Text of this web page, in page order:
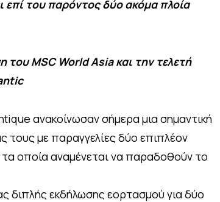
επί του παρόντος δύο ακόμα πλοία
MSC World Asia και την τελετή
ανακοίνωσαν σήμερα μια σημαντική
τους με παραγγελίες δύο επιπλέον
οποία αναμένεται να παραδοθούν το
διπλής εκδήλωσης εορτασμού για δύο